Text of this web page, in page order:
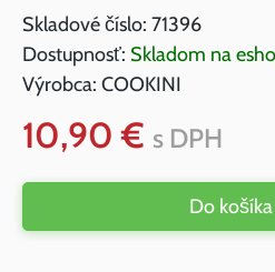
Skladové číslo: 71396
Dostupnosť: Skladom na
Výrobca: COOKINI
10,90 € s DPH
Do košíka